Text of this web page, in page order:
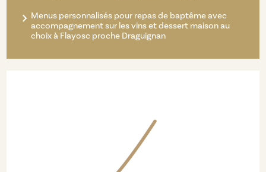
Menus personnalisés pour repas de baptême avec
accompagnement sur les vins et dessert maison au
choix à Flayosc proche Draguignan